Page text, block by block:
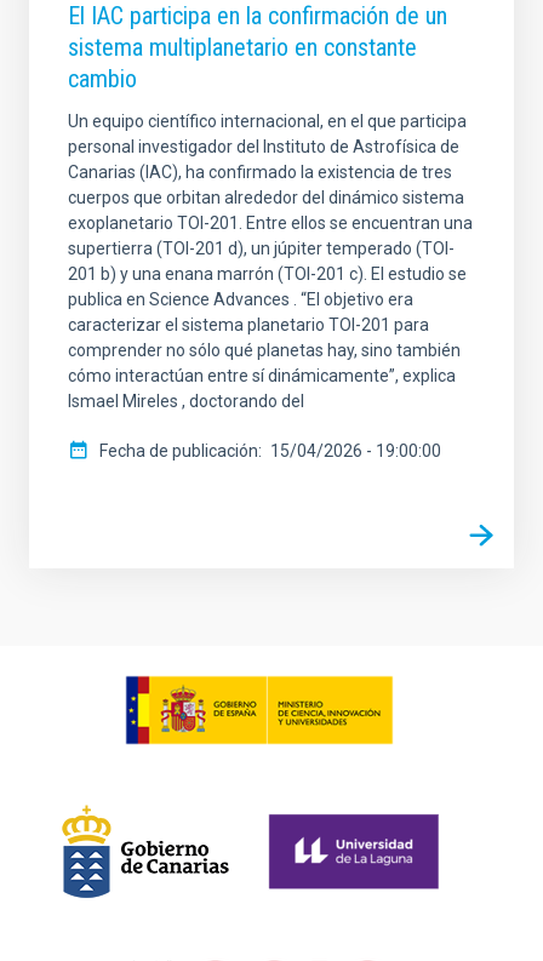
El IAC participa en la confirmación de un
sistema multiplanetario en constante
cambio
Un equipo científico internacional, en el que participa
personal investigador del Instituto de Astrofísica de
Canarias (IAC), ha confirmado la existencia de tres
cuerpos que orbitan alrededor del dinámico sistema
exoplanetario TOI-201. Entre ellos se encuentran una
supertierra (TOI-201 d), un júpiter temperado (TOI-
201 b) y una enana marrón (TOI-201 c). El estudio se
publica en Science Advances . “El objetivo era
caracterizar el sistema planetario TOI-201 para
comprender no sólo qué planetas hay, sino también
cómo interactúan entre sí dinámicamente”, explica
Ismael Mireles , doctorando del
Fecha de publicación 15/04/2026 - 19:00:00